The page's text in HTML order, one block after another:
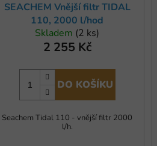
SEACHEM Vnější filtr TIDAL
110, 2000 l/hod
Skladem (2 ks)
2 255 Kč
DO KOŠÍKU
Seachem Tidal 110 - vnější filtr 2000
l/h.